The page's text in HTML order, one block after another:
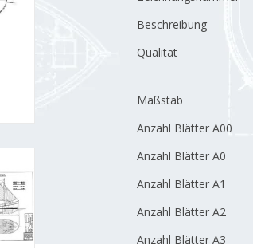
Beschreibung
Qualität
Maßstab
Anzahl Blätter A00
Anzahl Blätter A0
Anzahl Blätter A1
Anzahl Blätter A2
Anzahl Blätter A3